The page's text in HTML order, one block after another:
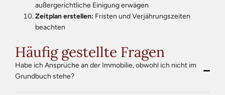
außergerichtliche Einigung erwägen
Zeitplan erstellen: Fristen und Verjährungszeiten
beachten
Häufig gestellte Fragen
Habe ich Ansprüche an der Immobilie, obwohl ich nicht im
Grundbuch stehe?